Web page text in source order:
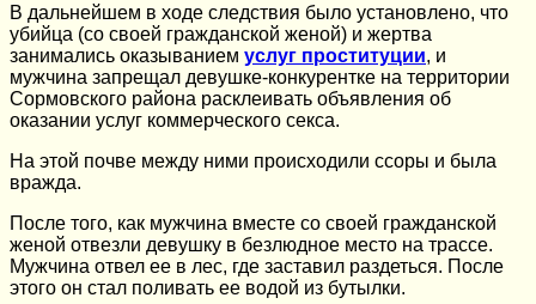
В дальнейшем в ходе следствия было установлено, что
убийца (со своей гражданской женой) и жертва
занимались оказыванием услуг проституции, и
мужчина запрещал девушке-конкурентке на территории
Сормовского района расклеивать объявления об
оказании услуг коммерческого секса.
На этой почве между ними происходили ссоры и была
вражда.
После того, как мужчина вместе со своей гражданской
женой отвезли девушку в безлюдное место на трассе.
Мужчина отвел ее в лес, где заставил раздеться. После
этого он стал поливать ее водой из бутылки.